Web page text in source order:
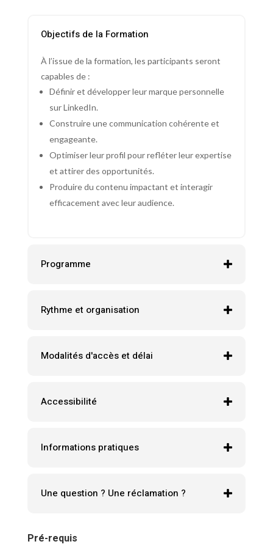
Objectifs de la Formation
À l’issue de la formation, les participants seront
capables de :
Définir et développer leur marque personnelle
sur LinkedIn.
Construire une communication cohérente et
engageante.
Optimiser leur profil pour refléter leur expertise
et attirer des opportunités.
Produire du contenu impactant et interagir
efficacement avec leur audience.
Programme
Rythme et organisation
Modalités d'accès et délai
Accessibilité
Informations pratiques
Une question ? Une réclamation ?
Pré-requis